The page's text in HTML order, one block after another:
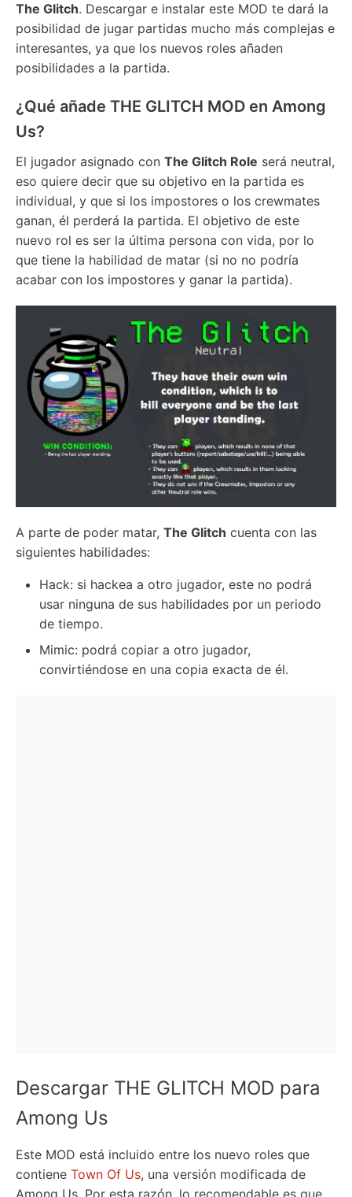
The Glitch. Descargar e instalar este MOD te dará la
posibilidad de jugar partidas mucho más complejas e
interesantes, ya que los nuevos roles añaden
posibilidades a la partida.
¿Qué añade THE GLITCH MOD en Among
Us?
El jugador asignado con The Glitch Role será neutral,
eso quiere decir que su objetivo en la partida es
individual, y que si los impostores o los crewmates
ganan, él perderá la partida. El objetivo de este
nuevo rol es ser la última persona con vida, por lo
que tiene la habilidad de matar (si no no podría
acabar con los impostores y ganar la partida).
A parte de poder matar, The Glitch cuenta con las
siguientes habilidades:
Hack: si hackea a otro jugador, este no podrá
usar ninguna de sus habilidades por un periodo
de tiempo.
Mimic: podrá copiar a otro jugador,
convirtiéndose en una copia exacta de él.
Descargar THE GLITCH MOD para
Among Us
Este MOD está incluido entre los nuevo roles que
contiene Town Of Us, una versión modificada de